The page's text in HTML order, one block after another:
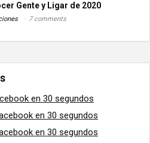
Gente y Ligar de 2020
7 comments
en 30 segundos
en 30 segundos
en 30 segundos